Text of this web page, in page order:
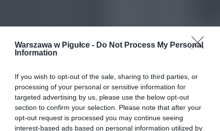
Warszawa w Pigułce - Do Not Process My Personal
Information
If you wish to opt-out of the sale, sharing to third parties, or
processing of your personal or sensitive information for
targeted advertising by us, please use the below opt-out
section to confirm your selection. Please note that after your
opt-out request is processed you may continue seeing
interest-based ads based on personal information utilized by